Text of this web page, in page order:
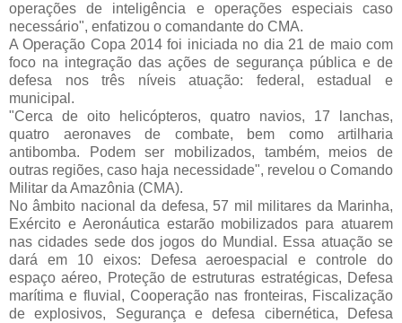
operações de inteligência e operações especiais caso
necessário", enfatizou o comandante do CMA.
A Operação Copa 2014 foi iniciada no dia 21 de maio com
foco na integração das ações de segurança pública e de
defesa nos três níveis atuação: federal, estadual e
municipal.
"Cerca de oito helicópteros, quatro navios, 17 lanchas,
quatro aeronaves de combate, bem como artilharia
antibomba. Podem ser mobilizados, também, meios de
outras regiões, caso haja necessidade", revelou o Comando
Militar da Amazônia (CMA).
No âmbito nacional da defesa, 57 mil militares da Marinha,
Exército e Aeronáutica estarão mobilizados para atuarem
nas cidades sede dos jogos do Mundial. Essa atuação se
dará em 10 eixos: Defesa aeroespacial e controle do
espaço aéreo, Proteção de estruturas estratégicas, Defesa
marítima e fluvial, Cooperação nas fronteiras, Fiscalização
de explosivos, Segurança e defesa cibernética, Defesa